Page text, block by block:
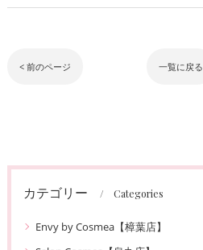
< 前のページ 一覧に戻る
カテゴリー Categories
Envy by Cosmea【樟葉店】